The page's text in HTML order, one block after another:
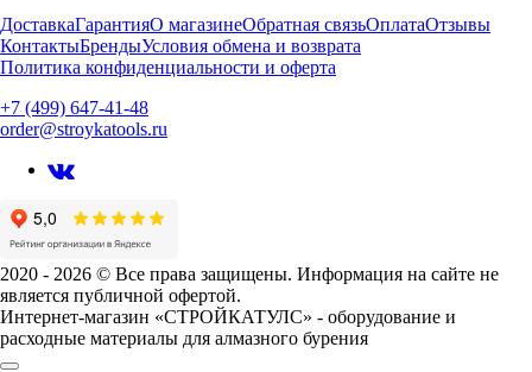
ДоставкаГарантияО магазинеОбратная связьОплатаОтзывы
КонтактыБрендыУсловия обмена и возврата
Политика конфиденциальности и оферта
+7 (499) 647-41-48
order@stroykatools.ru
2020 - 2026 © Все права защищены. Информация на сайте не
является публичной офертой.
Интернет-магазин «СТРОЙКАТУЛС» - оборудование и
расходные материалы для алмазного бурения